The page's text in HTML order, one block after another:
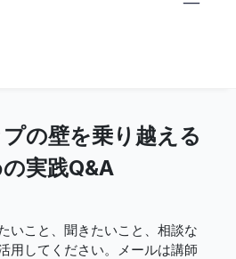
の壁を乗り越える
実践Q&A
いこと、聞きたいこと、相談な
用してください。メールは講師